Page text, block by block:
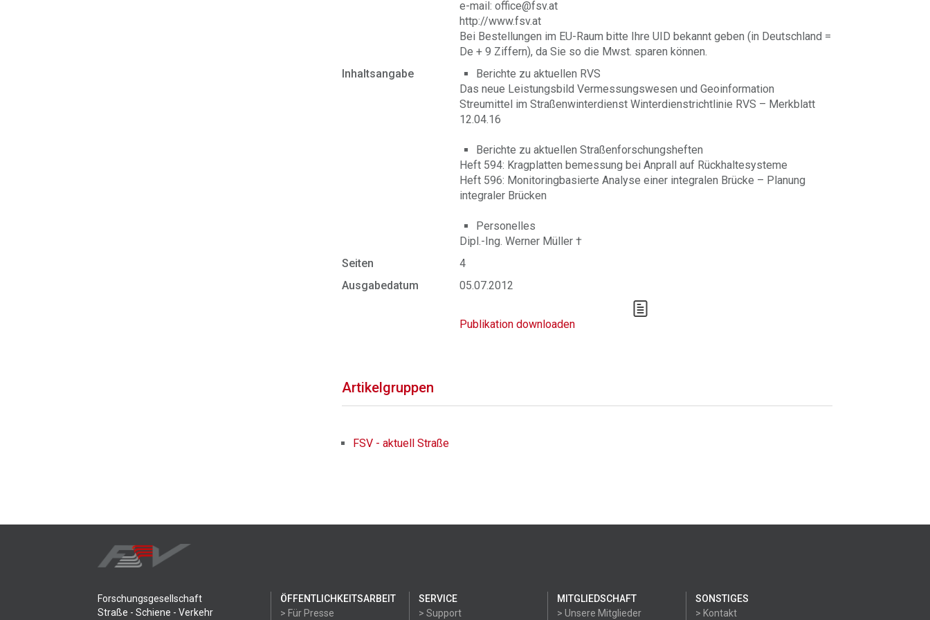
e-mail: office@fsv.at
http://www.fsv.at
Bei Bestellungen im EU-Raum bitte Ihre UID bekannt geben (in Deutschland =
De + 9 Ziffern), da Sie so die Mwst. sparen können.
Inhaltsangabe
Berichte zu aktuellen RVS
Das neue Leistungsbild Vermessungswesen und Geoinformation
Streumittel im Straßenwinterdienst Winterdienstrichtlinie RVS – Merkblatt
12.04.16
Berichte zu aktuellen Straßenforschungsheften
Heft 594: Kragplatten bemessung bei Anprall auf Rückhaltesysteme
Heft 596: Monitoringbasierte Analyse einer integralen Brücke – Planung
integraler Brücken
Personelles
Dipl.-Ing. Werner Müller †
Seiten
4
Ausgabedatum
05.07.2012
Publikation downloaden
Artikelgruppen
FSV - aktuell Straße
Forschungsgesellschaft
Straße - Schiene - Verkehr
ÖFFENTLICHKEITSARBEIT
> Für Presse
SERVICE
> Support
MITGLIEDSCHAFT
> Unsere Mitglieder
SONSTIGES
> Kontakt